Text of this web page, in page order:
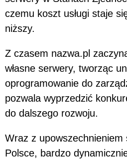
czemu koszt usługi staje
niższy.
Z czasem nazwa.pl
własne serwery, tworząc
oprogramowanie do
pozwala wyprzedzić
do dalszego rozwoju.
Wraz z upowszechnieniem
Polsce, bardzo